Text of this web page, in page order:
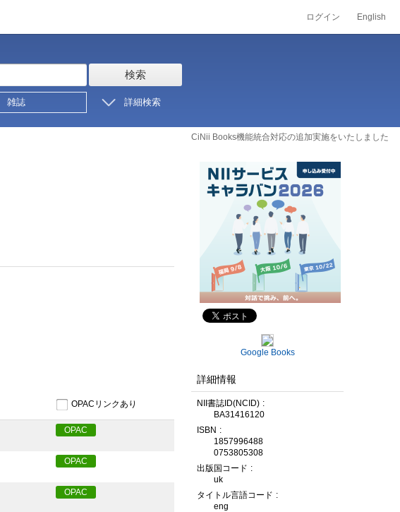
ログイン English
検索
雑誌 詳細検索
CiNii Books機能統合対応の追加実施をいたしました
OPACリンクあり
OPAC
OPAC
OPAC
Google Books
詳細情報
NII書誌ID(NCID)
BA31416120
ISBN
1857996488
0753805308
出版国コード
uk
タイトル言語コード
eng